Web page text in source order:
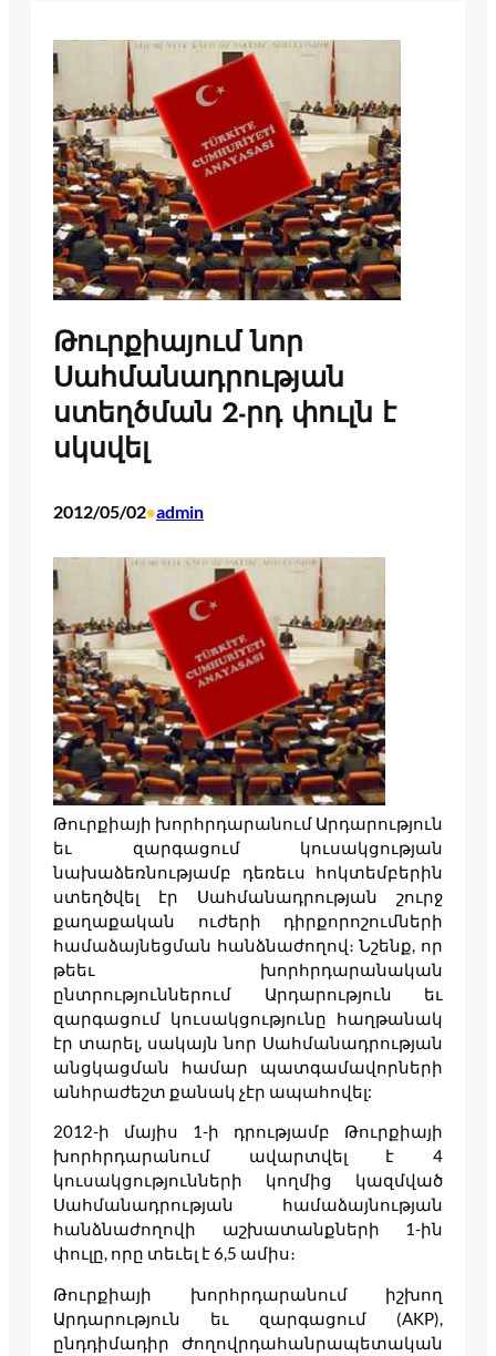
Թուրքիայում նոր
Սահմանադրության
ստեղծման 2-րդ փուլն է
սկսվել
2012/05/02•admin
Թուրքիայի խորհրդարանում Արդարություն
եւ զարգացում կուսակցության
նախաձեռնությամբ դեռեւս հոկտեմբերին
ստեղծվել էր Սահմանադրության շուրջ
քաղաքական ուժերի դիրքորոշումների
համաձայնեցման հանձնաժողով։ Նշենք, որ
թեեւ խորհրդարանական
ընտրություններում Արդարություն եւ
զարգացում կուսակցությունը հաղթանակ
էր տարել, սակայն նոր Սահմանադրության
անցկացման համար պատգամավորների
անհրաժեշտ քանակ չէր ապահովել:
2012-ի մայիս 1-ի դրությամբ Թուրքիայի
խորհրդարանում ավարտվել է 4
կուսակցությունների կողմից կազմված
Սահմանադրության համաձայնության
հանձնաժողովի աշխատանքների 1-ին
փուլը, որը տեւել է 6,5 ամիս։
Թուրքիայի խորհրդարանում իշխող
Արդարություն եւ զարգացում (AKP),
ընդդիմադիր Ժողովրդահանրապետական